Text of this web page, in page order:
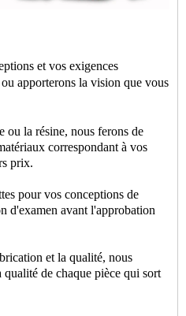
et vos exigences
apporterons la vision que vous
ou la résine, nous ferons de
correspondant à vos
prix.
pour vos conceptions de
d'examen avant l'approbation
et la qualité, nous
qualité de chaque pièce qui sort